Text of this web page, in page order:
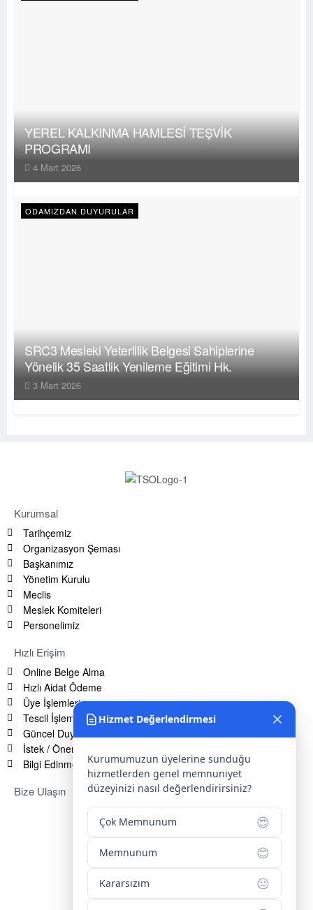
YEREL KALKINMA HAMLESİ TEŞVİK
PROGRAMI
4 Mart 2026
ODAMIZDAN DUYURULAR
SRC3 Mesleki Yeterlilik Belgesi Sahiplerine
Yönelik 35 Saatlik Yenileme Eğitimi Hk.
3 Mart 2026
Kurumsal
Tarihçemiz
Organizasyon Şeması
Başkanımız
Yönetim Kurulu
Meclis
Meslek Komiteleri
Personelimiz
Hızlı Erişim
Online Belge Alma
Hızlı Aidat Ödeme
Üye İşlemleri
Tescil İşlemleri
Güncel Duyurular
İstek / Öneri / Şikayet Formu
Bilgi Edinme Hakkı
Bize Ulaşın
Yenice Mah. Atatürk Cad. Tüccarlar İşhanı Kat:1 No:1
KIRŞEHİR / TÜRKİYE
0 386 213 11 86
0 544 213 11 86
bilgi@kirsehirtso.org.tr
Hizmet Değerlendirmesi
Kurumumuzun üyelerine sunduğu
hizmetlerden genel memnuniyet
düzeyinizi nasıl değerlendirirsiniz?
Çok Memnunum 😍
Memnunum 😊
Kararsızım 😐